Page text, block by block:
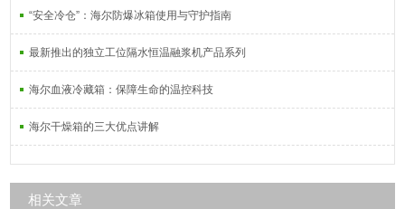
“安全冷仓”：海尔防爆冰箱使用与守护指南
最新推出的独立工位隔水恒温融浆机产品系列
海尔血液冷藏箱：保障生命的温控科技
海尔干燥箱的三大优点讲解
相关文章